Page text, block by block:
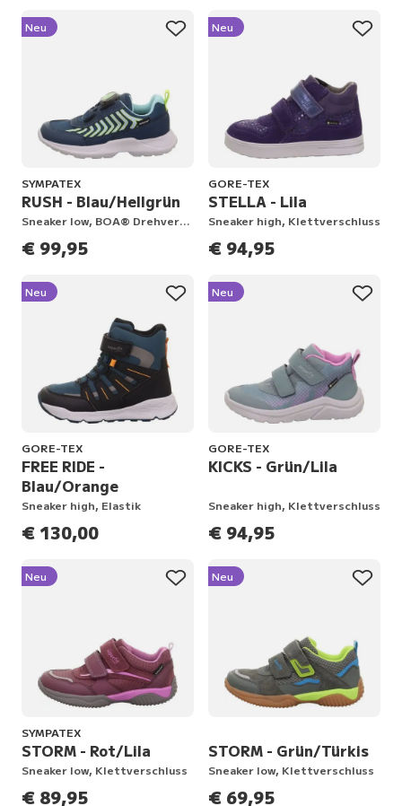
Neu
SYMPATEX
RUSH - Blau/Hellgrün
Sneaker low, BOA® Drehverschluss
€ 99,95
Neu
GORE-TEX
STELLA - Lila
Sneaker high, Klettverschluss
€ 94,95
Neu
GORE-TEX
FREE RIDE -
Blau/Orange
Sneaker high, Elastik
€ 130,00
Neu
GORE-TEX
KICKS - Grün/Lila
Sneaker high, Klettverschluss
€ 94,95
Neu
SYMPATEX
STORM - Rot/Lila
Sneaker low, Klettverschluss
€ 89,95
Neu
STORM - Grün/Türkis
Sneaker low, Klettverschluss
€ 69,95